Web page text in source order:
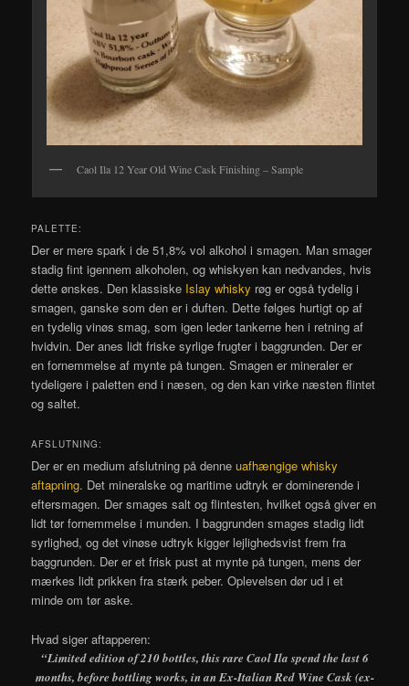
Caol Ila 12 Year Old Wine Cask Finishing – Sample
PALETTE:
Der er mere spark i de 51,8% vol alkohol i smagen. Man smager
stadig fint igennem alkoholen, og whiskyen kan nedvandes, hvis
dette ønskes. Den klassiske Islay whisky røg er også tydelig i
smagen, ganske som den er i duften. Dette følges hurtigt op af
en tydelig vinøs smag, som igen leder tankerne hen i retning af
hvidvin. Der anes lidt friske syrlige frugter i baggrunden. Der er
en fornemmelse af mynte på tungen. Smagen er mineraler er
tydeligere i paletten end i næsen, og den kan virke næsten flintet
og saltet.
AFSLUTNING:
Der er en medium afslutning på denneuafhængige whisky
aftapning. Det mineralske og maritime udtryk er dominerende i
eftersmagen. Der smages salt og flintesten, hvilket også giver en
lidt tør fornemmelse i munden. I baggrunden smages stadig lidt
syrlighed, og det vinøse udtryk kigger lejlighedsvist frem fra
baggrunden. Der er et frisk pust at mynte på tungen, mens der
mærkes lidt prikken fra stærk peber. Oplevelsen dør ud i et
minde om tør aske.
Hvad siger aftapperen:
“Limited edition of 210 bottles, this rare Caol Ila spend the last 6
months, before bottling works, in an Ex-Italian Red Wine Cask (ex-